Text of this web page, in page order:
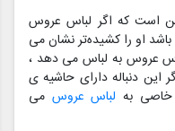
است که اگر لباس عروس
باشد او را کشیده‌تر نشان می
عروس به لباس می دهد ،
این دنباله دارای حاشیه ی
خاصی به لباس عروس می